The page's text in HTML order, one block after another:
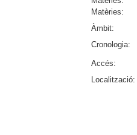
Matèries:
Àmbit:
Cronologia:
Accés:
Localització: